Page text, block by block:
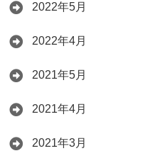
2022年5月
2022年4月
2021年5月
2021年4月
2021年3月